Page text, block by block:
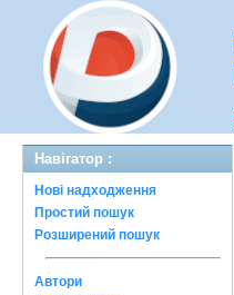
Навігатор :
Нові надходження
Простий пошук
Розширений пошук
Автори